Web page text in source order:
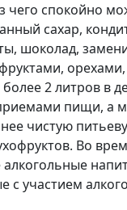
чего спокойно
сахар,
шоколад,
2 литров в
пищи, а
чистую
Во
с участием